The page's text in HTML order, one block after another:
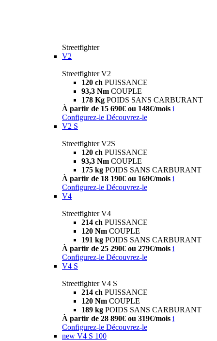
Streetfighter
V2
Streetfighter V2
120 ch PUISSANCE
93,3 Nm COUPLE
178 Kg POIDS SANS CARBURANT
À partir de 15 690€ ou 148€/mois i
Configurez-le Découvrez-le
V2 S
Streetfighter V2S
120 ch PUISSANCE
93,3 Nm COUPLE
175 kg POIDS SANS CARBURANT
À partir de 18 190€ ou 169€/mois i
Configurez-le Découvrez-le
V4
Streetfighter V4
214 ch PUISSANCE
120 Nm COUPLE
191 kg POIDS SANS CARBURANT
À partir de 25 290€ ou 279€/mois i
Configurez-le Découvrez-le
V4 S
Streetfighter V4 S
214 ch PUISSANCE
120 Nm COUPLE
189 kg POIDS SANS CARBURANT
À partir de 28 890€ ou 319€/mois i
Configurez-le Découvrez-le
new V4 S 100